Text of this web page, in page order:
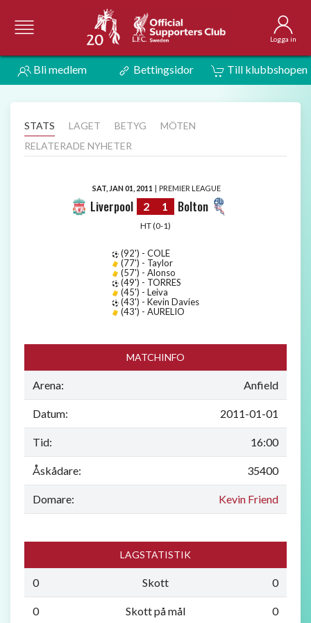
Logga in
Bli medlem Bettingsidor Till klubbshopen
STATS LAGET BETYG
MÖTEN
RELATERADE NYHETER
SAT, JAN 01, 2011 | PREMIER LEAGUE
Liverpool 2 1 Bolton
HT (0-1)
(92') - COLE
(77') - Taylor
(57') - Alonso
(49') - TORRES
(45') - Leiva
(43') - Kevin Davies
(43') - AURELIO
MATCHINFO
Arena: Anfield
Datum: 2011-01-01
Tid: 16:00
Åskådare: 35400
Domare: Kevin Friend
LAGSTATISTIK
0 Skott 0
0 Skott på mål 0